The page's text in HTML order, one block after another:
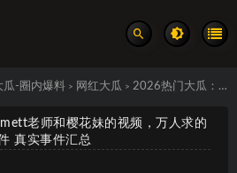
瓜-圈内爆料 > 网红大瓜 > 2026热门大瓜：万人求mett老师和樱花妹的视频，万人求的mett老师与樱花妹的事件 真实事件汇总
老师和樱花妹的视频，万人求的
真实事件汇总